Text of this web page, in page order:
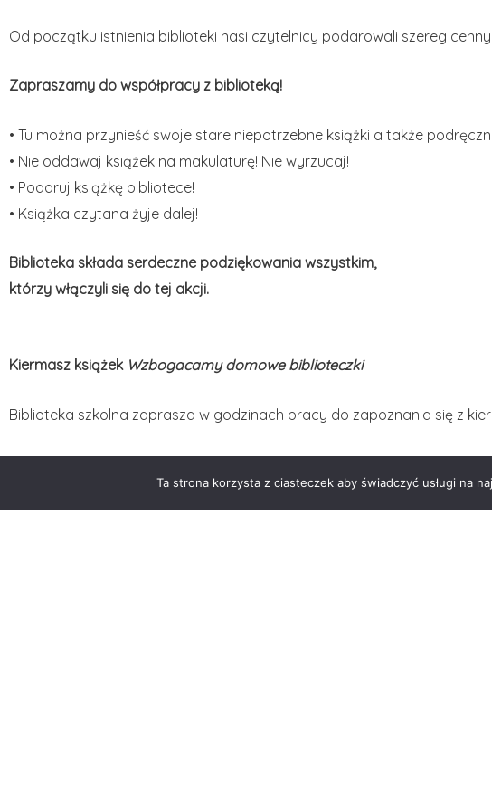
Od początku istnienia biblioteki nasi czytelnicy podarowali szereg
Zapraszamy do współpracy z biblioteką!
• Tu można przynieść swoje stare niepotrzebne książki a także
• Nie oddawaj książek na makulaturę! Nie wyrzucaj!
• Podaruj książkę bibliotece!
• Książka czytana żyje dalej!
Biblioteka składa serdeczne podziękowania wszystkim,
którzy włączyli się do tej akcji.
Kiermasz książek Wzbogacamy domowe biblioteczki
Biblioteka szkolna zaprasza w godzinach pracy do zapoznania się z
Ta strona korzysta z ciasteczek aby świadczyć usługi na